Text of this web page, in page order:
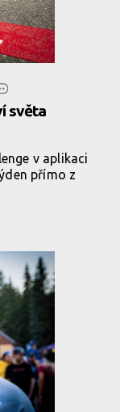
světa
v aplikaci
přímo z